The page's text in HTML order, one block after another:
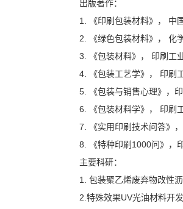
出版著作：
1. 《印刷包装材料》， 中
2. 《绿色包装材料》， 化
3. 《包装材料》， 印刷工
4. 《包装工艺学》， 印刷
5. 《包装与销售心理》，
6. 《包装材料学》， 印刷
7. 《实用印刷技术问答》
8. 《特种印刷1000问》，
主要科研：
1. 包装聚乙烯废弃物改性
2.特殊效果UV光油材料开发